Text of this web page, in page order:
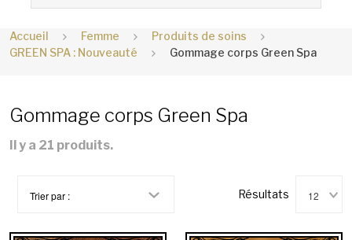
Accueil Femme
Produits de soins
GREEN SPA : Nouveauté
Gommage corps Green Spa
Gommage corps Green Spa
Il y a 21 produits.
Résultats